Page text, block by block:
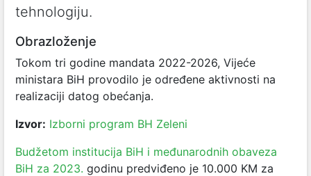
tehnologiju.
Obrazloženje
Tokom tri godine mandata 2022-2026, Vijeće
ministara BiH provodilo je određene aktivnosti na
realizaciji datog obećanja.
Izvor: Izborni program BH Zeleni
Budžetom institucija BiH i međunarodnih obaveza
BiH za 2023. godinu predviđeno je 10.000 KM za